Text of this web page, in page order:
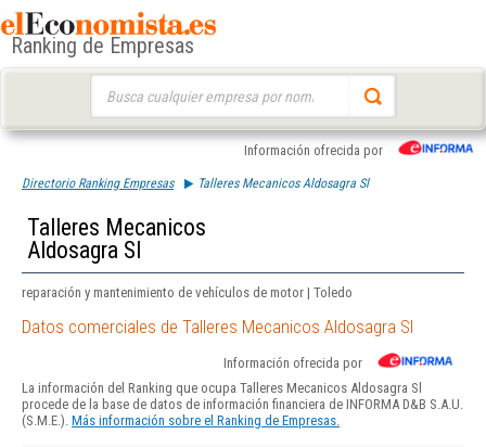
Ranking de Empresas
Información ofrecida por
Directorio Ranking Empresas Talleres Mecanicos Aldosagra Sl
Talleres Mecanicos
Aldosagra Sl
reparación y mantenimiento de vehículos de motor | Toledo
Datos comerciales de Talleres Mecanicos Aldosagra Sl
Información ofrecida por
La información del Ranking que ocupa Talleres Mecanicos Aldosagra Sl
procede de la base de datos de información financiera de INFORMA D&B S.A.U.
(S.M.E.). Más información sobre el Ranking de Empresas.